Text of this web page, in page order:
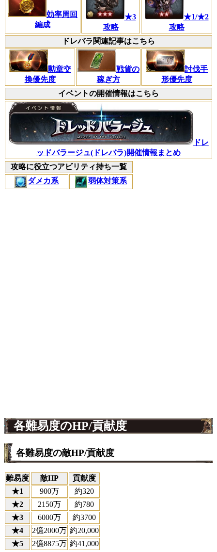
効率周回
編成
★3
攻略
★1/★2
攻略
ドレバラ関連記事はこちら
勲章交
換優先度
戦貨の
稼ぎ方
討伐手
形優先度
イベントの開催情報はこちら
ドレ
ッドバラージュ(ドレバラ)開催情報まとめ
攻略に役立つアビリティ持ち一覧
ダメカ系
弱体対策系
各難易度のHP/貢献度
各難易度の敵HP/貢献度
難易度 敵HP
貢献度
★1
900万
約320
★2
2150万
約780
★3
6000万
約3700
★4
2億2000万 約20,000
★5
2億8875万 約41,000